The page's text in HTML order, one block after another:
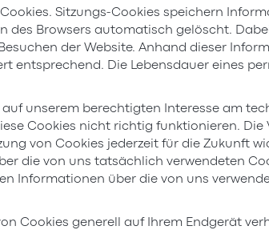
Sitzungs-Cookies speichern
des Browsers automatisch gelöscht.
der Website. Anhand dieser
entsprechend. Die Lebensdauer eines
unserem berechtigten Interesse am
Cookies nicht richtig funktionieren. Die
von Cookies jederzeit für die Zukunft
die von uns tatsächlich verwendeten
Informationen über die von uns
Cookies generell auf Ihrem Endgerät